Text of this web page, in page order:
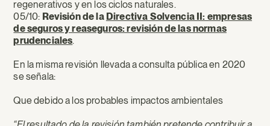
regenerativos y en los ciclos naturales.
05/10: Revisión de la Directiva Solvencia II: empresas
de seguros y reaseguros: revisión de las normas
prudenciales.
En la misma revisión llevada a consulta pública en 2020
se señala:
Que debido a los probables impactos ambientales